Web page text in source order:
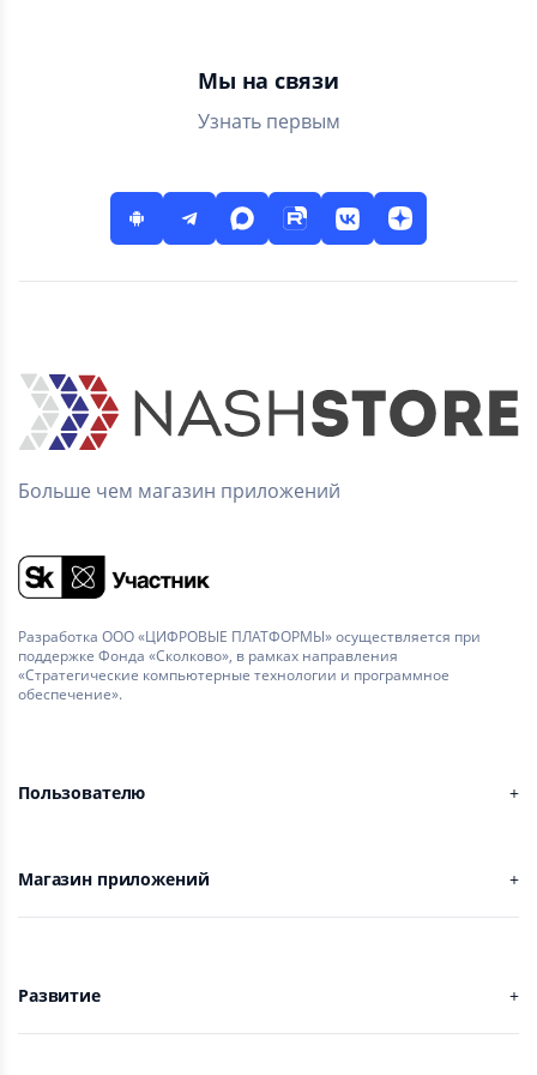
Мы на связи
Узнать первым
Больше чем магазин приложений
Разработка ООО «ЦИФРОВЫЕ ПЛАТФОРМЫ» осуществляется при
поддержке Фонда «Сколково», в рамках направления
«Стратегические компьютерные технологии и программное
обеспечение».
Пользователю
Магазин приложений
Развитие